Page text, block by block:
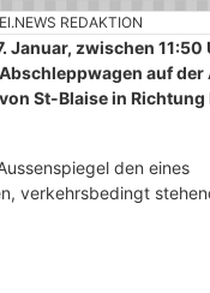
REDAKTION
Januar, zwischen 11:50
auf der
St-Blaise in
den eines
verkehrsbedingt